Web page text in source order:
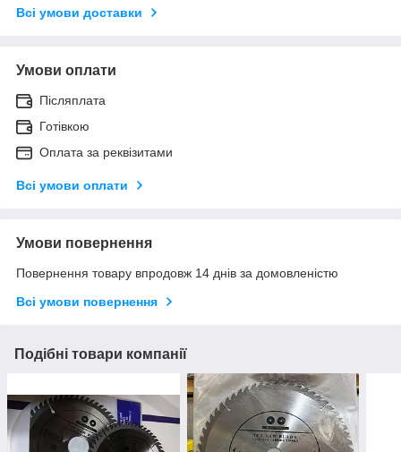
Всі умови доставки
Умови оплати
Післяплата
Готівкою
Оплата за реквізитами
Всі умови оплати
Умови повернення
Повернення товару впродовж 14 днів за домовленістю
Всі умови повернення
Подібні товари компанії